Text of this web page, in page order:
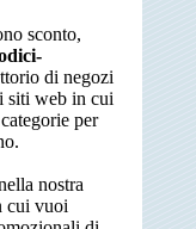
sconto,
di negozi
siti web in cui
per
nostra
cui vuoi